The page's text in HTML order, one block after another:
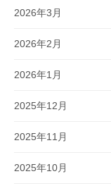
2026年3月
2026年2月
2026年1月
2025年12月
2025年11月
2025年10月